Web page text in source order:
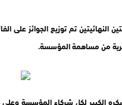
النهائيتين تم توزيع الجوائز
من مساهمة المؤسسة.
الكبير لكل شركاء المؤسسة